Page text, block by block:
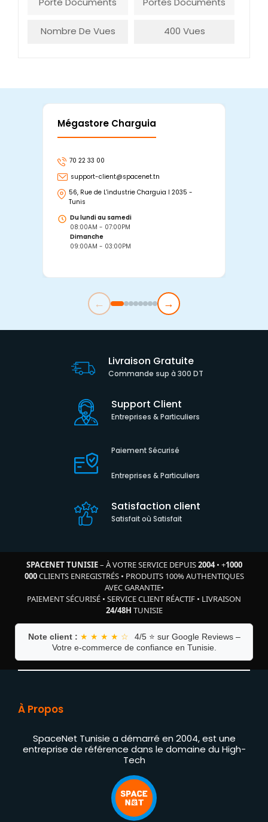
Nombre De Vues 400 Vues
Mégastore Charguia
70 22 33 00
support-client@spacenet.tn
56, Rue de L'industrie Charguia I 2035 -
Tunis
Du lundi au samedi
08:00AM - 07:00PM
Dimanche
09:00AM - 03:00PM
← →
Livraison Gratuite
Commande sup à 300 DT
Support Client
Entreprises & Particuliers
Paiement Sécurisé
Entreprises & Particuliers
Satisfaction client
Satisfait où Satisfait
SPACENET TUNISIE– À VOTRE SERVICE DEPUIS2004• +1000
000CLIENTS ENREGISTRÉS• PRODUITS 100% AUTHENTIQUES
AVEC GARANTIE•
PAIEMENT SÉCURISÉ • SERVICE CLIENT RÉACTIF • LIVRAISON
24/48H TUNISIE
Note client : ★ ★ ★ ★ ☆
4/5 ⭐ sur Google Reviews –
Votre e-commerce de confiance en Tunisie.
À Propos
SpaceNet Tunisie a démarré en 2004, est une
entreprise de référence dans le domaine du High-
Tech